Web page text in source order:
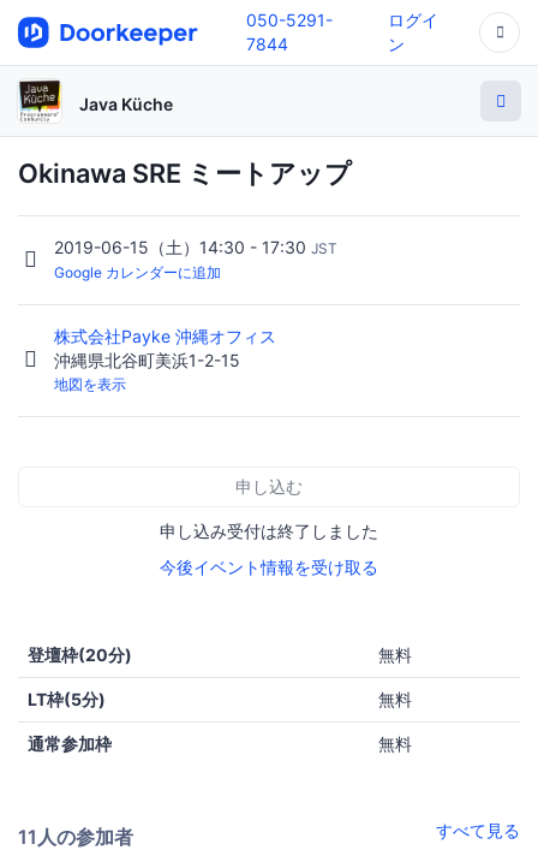
050-5291-
7844
ログイ
ン
Java Küche
Okinawa SRE ミートアップ
2019-06-15（土）14:30 - 17:30 JST
Google カレンダーに追加
株式会社Payke 沖縄オフィス
沖縄県北谷町美浜1-2-15
地図を表示
申し込む
申し込み受付は終了しました
今後イベント情報を受け取る
登壇枠(20分) 無料
LT枠(5分) 無料
通常参加枠 無料
11人の参加者 すべて見る